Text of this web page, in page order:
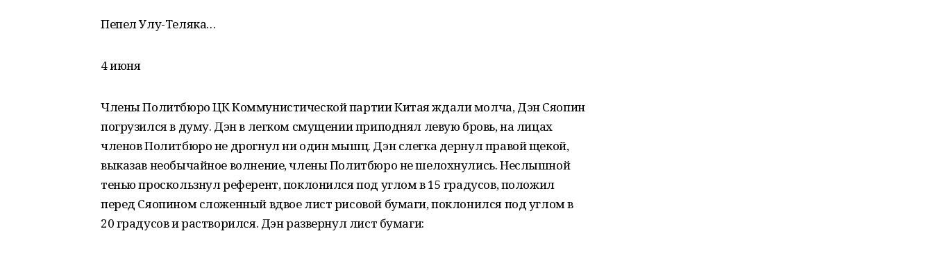
Пепел Улу-Теляка…
4 июня
Члены Политбюро ЦК Коммунистической партии Китая ждали молча, Дэн Сяопин
погрузился в думу. Дэн в легком смущении приподнял левую бровь, на лицах
членов Политбюро не дрогнул ни один мышц. Дэн слегка дернул правой щекой,
выказав необычайное волнение, члены Политбюро не шелохнулись. Неслышной
тенью проскользнул референт, поклонился под углом в 15 градусов, положил
перед Сяопином сложенный вдвое лист рисовой бумаги, поклонился под углом в
20 градусов и растворился. Дэн развернул лист бумаги: